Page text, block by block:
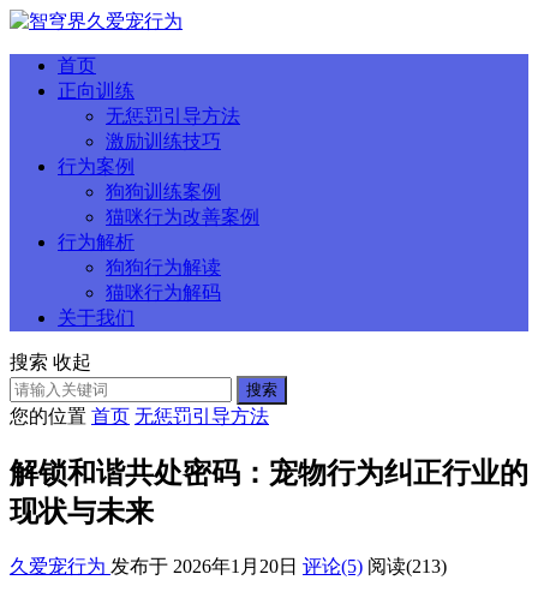
首页
正向训练
无惩罚引导方法
激励训练技巧
行为案例
狗狗训练案例
猫咪行为改善案例
行为解析
狗狗行为解读
猫咪行为解码
关于我们
搜索 收起
搜索
您的位置 首页 无惩罚引导方法
解锁和谐共处密码：宠物行为纠正行业的
现状与未来
久爱宠行为 发布于 2026年1月20日 评论(5) 阅读(213)